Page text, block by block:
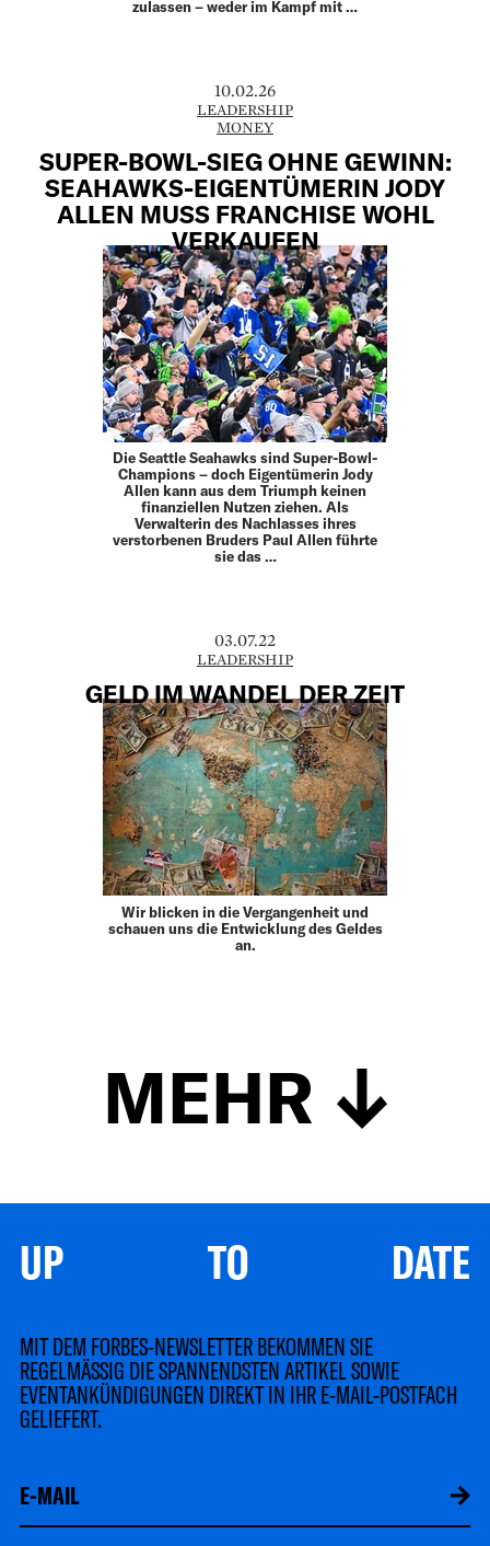
zulassen – weder im Kampf mit …
10.02.26
LEADERSHIP
MONEY
SUPER-BOWL-SIEG OHNE GEWINN:
SEAHAWKS-EIGENTÜMERIN JODY
ALLEN MUSS FRANCHISE WOHL
VERKAUFEN
Die Seattle Seahawks sind Super-Bowl-
Champions – doch Eigentümerin Jody
Allen kann aus dem Triumph keinen
finanziellen Nutzen ziehen. Als
Verwalterin des Nachlasses ihres
verstorbenen Bruders Paul Allen führte
sie das …
03.07.22
LEADERSHIP
GELD IM WANDEL DER ZEIT
Wir blicken in die Vergangenheit und
schauen uns die Entwicklung des Geldes
an.
MEHR
UP TO DATE
MIT DEM FORBES-NEWSLETTER BEKOMMEN SIE
REGELMÄSSIG DIE SPANNENDSTEN ARTIKEL SOWIE
EVENTANKÜNDIGUNGEN DIREKT IN IHR E-MAIL-POSTFACH
GELIEFERT.